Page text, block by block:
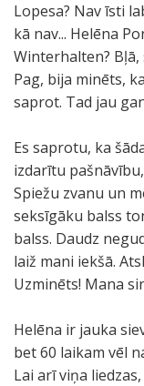
Lopesa? Nav īsti
kā nav... Helēna
Winterhalten?
Pag, bija minēts,
saprot. Tad jau
Es saprotu, ka
izdarītu
Spiežu zvanu un
seksīgāku balss
balss. Daudz
laiž mani iekšā.
Uzminēts! Mana
Helēna ir jauka
bet 60 laikam vēl
Lai arī viņa